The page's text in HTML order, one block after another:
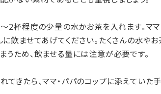
2杯程度の少量の水かお茶を入れます。マ
に飲ませてあげてください。たくさんの水や
うため、飲ませる量には注意が必要です。
てきたら、ママ・パパのコップに添えていた